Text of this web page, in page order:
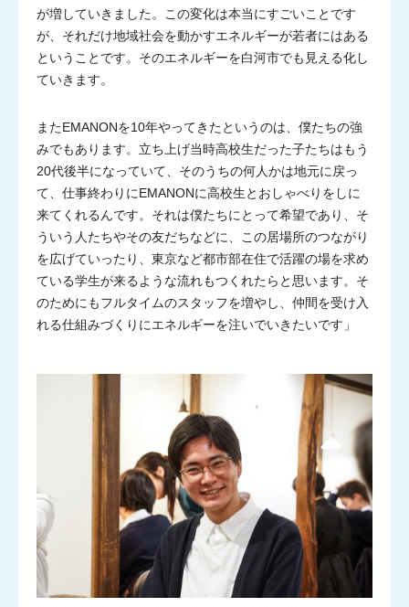
が増していきました。この変化は本当にすごいことです
が、それだけ地域社会を動かすエネルギーが若者にはある
ということです。そのエネルギーを白河市でも見える化し
ていきます。
またEMANONを10年やってきたというのは、僕たちの強
みでもあります。立ち上げ当時高校生だった子たちはもう
20代後半になっていて、そのうちの何人かは地元に戻っ
て、仕事終わりにEMANONに高校生とおしゃべりをしに
来てくれるんです。それは僕たちにとって希望であり、そ
ういう人たちやその友だちなどに、この居場所のつながり
を広げていったり、東京など都市部在住で活躍の場を求め
ている学生が来るような流れもつくれたらと思います。そ
のためにもフルタイムのスタッフを増やし、仲間を受け入
れる仕組みづくりにエネルギーを注いでいきたいです」